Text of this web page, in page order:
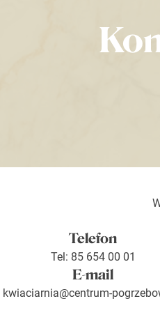
Telefon
Tel: 85 654 00 01
E-mail
kwiaciarnia@centrum-